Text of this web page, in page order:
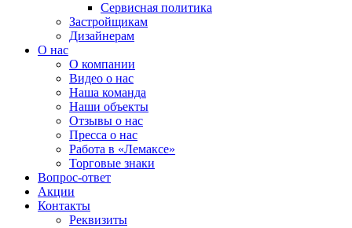
Сервисная политика
Застройщикам
Дизайнерам
О нас
О компании
Видео о нас
Наша команда
Наши объекты
Отзывы о нас
Пресса о нас
Работа в «Лемаксе»
Торговые знаки
Вопрос-ответ
Акции
Контакты
Реквизиты